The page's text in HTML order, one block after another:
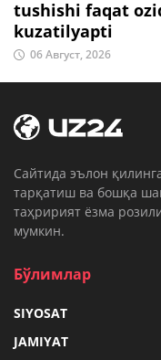
tushishi faqat
kuzatilyapti
06 Август, 2026
Cайтида эълон
тарқатиш ва бошқа
таҳририят ёзма
мумкин.
Бўлимлар
SIYOSAT
JAMIYAT